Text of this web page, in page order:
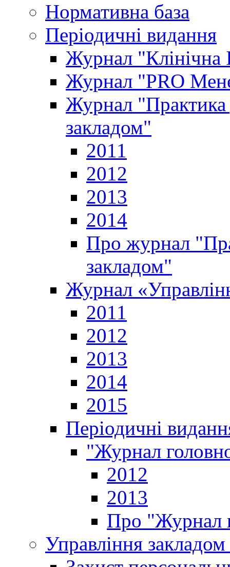
Нормативна база
Періодичні видання
Журнал "Клінічна
Журнал "PRO
Журнал "Практика
закладом"
2011
2012
2013
2014
Про журнал
закладом"
Журнал
2011
2012
2013
2014
2015
Періодичні
"Журнал
2012
2013
Про "Журнал
Управління